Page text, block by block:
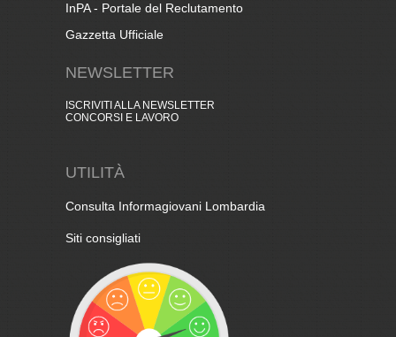
InPA - Portale del Reclutamento
Gazzetta Ufficiale
NEWSLETTER
ISCRIVITI ALLA NEWSLETTER
CONCORSI E LAVORO
UTILITÀ
Consulta Informagiovani Lombardia
Siti consigliati